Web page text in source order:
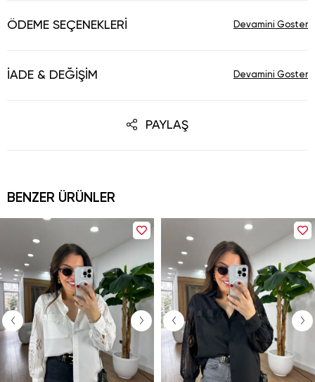
ÖDEME SEÇENEKLERI
İADE & DEĞIŞIM
PAYLAŞ
BENZER ÜRÜNLER